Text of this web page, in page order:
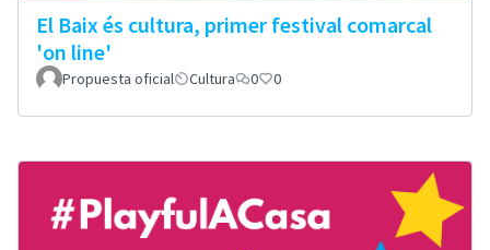
El Baix és cultura, primer festival comarcal
'on line'
Propuesta oficial Cultura 0 0